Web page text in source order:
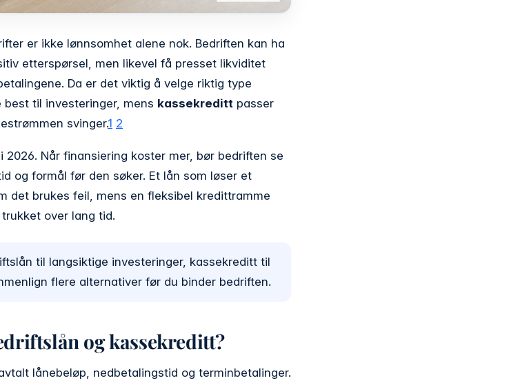
er ikke lønnsomhet alene nok. Bedriften kan ha
etterspørsel, men likevel få presset likviditet
Da er det viktig å velge riktig type
best til investeringer, mens kassekreditt passer
svinger.1 2
Når finansiering koster mer, bør bedriften se
og formål før den søker. Et lån som løser et
det brukes feil, mens en fleksibel kredittramme
over lang tid.
til langsiktige investeringer, kassekreditt til
flere alternativer før du binder bedriften.
og kassekreditt?
lånebeløp, nedbetalingstid og terminbetalinger.